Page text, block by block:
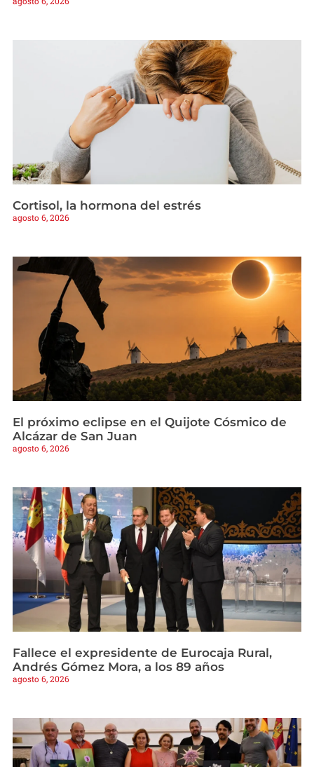
Cortisol, la hormona del estrés
agosto 6, 2026
El próximo eclipse en el Quijote Cósmico de
Alcázar de San Juan
agosto 6, 2026
Fallece el expresidente de Eurocaja Rural,
Andrés Gómez Mora, a los 89 años
agosto 6, 2026